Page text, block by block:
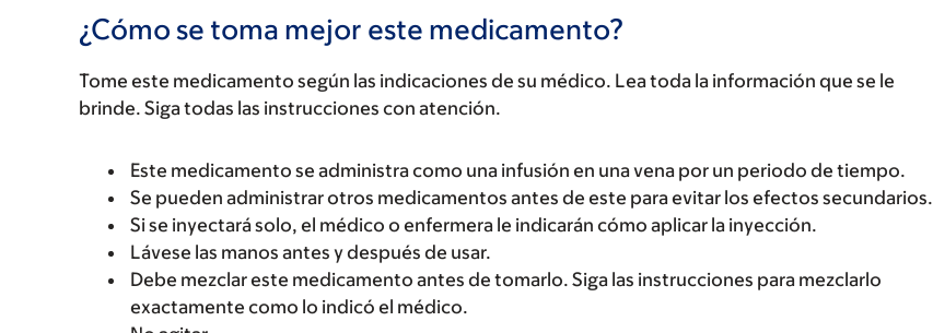
¿Cómo se toma mejor este medicamento?
Tome este medicamento según las indicaciones de su médico. Lea toda la información que se le
brinde. Siga todas las instrucciones con atención.
Este medicamento se administra como una infusión en una vena por un periodo de tiempo.
Se pueden administrar otros medicamentos antes de este para evitar los efectos secundarios.
Si se inyectará solo, el médico o enfermera le indicarán cómo aplicar la inyección.
Lávese las manos antes y después de usar.
Debe mezclar este medicamento antes de tomarlo. Siga las instrucciones para mezclarlo
exactamente como lo indicó el médico.